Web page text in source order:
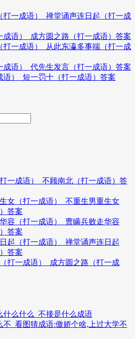
打一成语）_禅堂诵声连日起（打一成
成语）_成方圆之路（打一成语）答案
打一成语）_从此东瀛多事端（打一成
成语）_代先生发言（打一成语）答案
语）_短一罚十（打一成语）答案
一成语）_不顾南北（打一成语）答
女（打一成语）_不重生男重生女
答案
容（打一成语）_曹瞒兵败走华容
答案
起（打一成语）_禅堂诵声连日起
答案
打一成语）_成方圆之路（打一成
什么什么_不接是什么成语
不_看图猜成语:傲娇个啥,上过大学不